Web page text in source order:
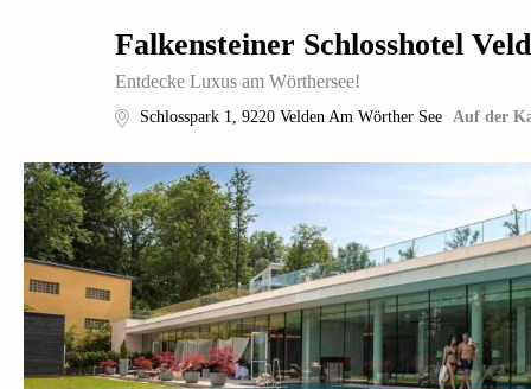
Falkensteiner Schlosshotel
Entdecke Luxus am Wörthersee!
Schlosspark 1, 9220 Velden Am Wörther See Auf der